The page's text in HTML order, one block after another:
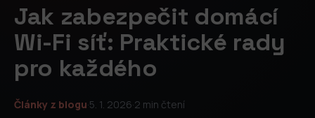
Jak zabezpečit domácí
Wi-Fi síť: Praktické rady
pro každého
Články z blogu·5. 1. 2026·2 min čtení